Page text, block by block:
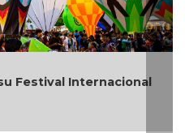
Festival Internacional